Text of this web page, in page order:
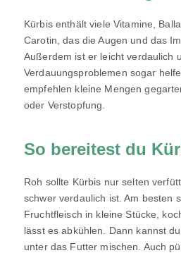
Kürbis enthält viele Vitamine,
Carotin, das die Augen und das
Außerdem ist er leicht verdaulich
Verdauungsproblemen sogar
empfehlen kleine Mengen
oder Verstopfung.
So bereitest du
Roh sollte Kürbis nur selten
schwer verdaulich ist. Am besten
Fruchtfleisch in kleine Stücke,
lässt es abkühlen. Dann kannst
unter das Futter mischen. Auch